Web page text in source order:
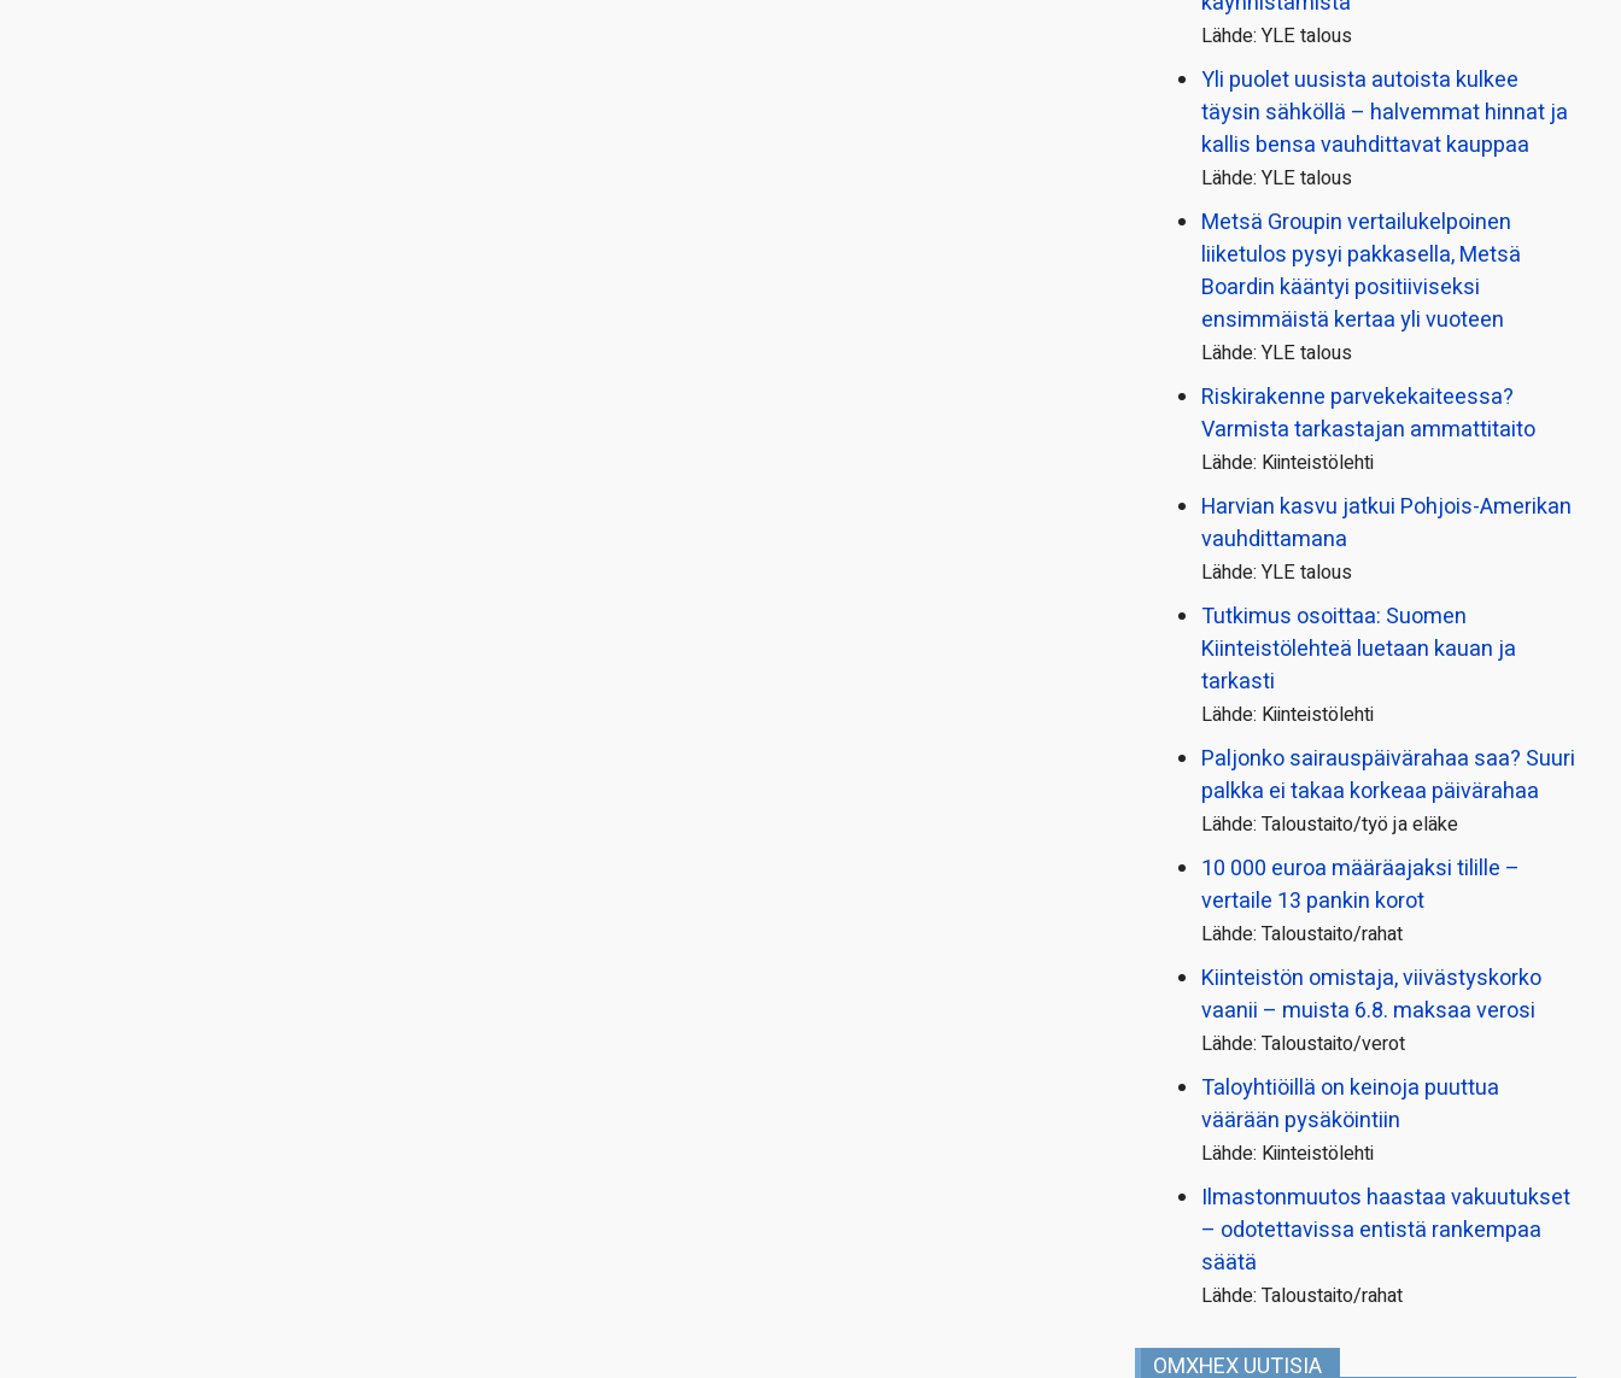
Lähde: YLE talous
Yli puolet uusista autoista kulkee
täysin sähköllä – halvemmat hinnat ja
kallis bensa vauhdittavat kauppaa
Lähde: YLE talous
Metsä Groupin vertailu­kelpoinen
liiketulos pysyi pakkasella, Metsä
Boardin kääntyi positiiviseksi
ensimmäistä kertaa yli vuoteen
Lähde: YLE talous
Riskirakenne parvekekaiteessa?
Varmista tarkastajan ammattitaito
Lähde: Kiinteistölehti
Harvian kasvu jatkui Pohjois-Amerikan
vauhdittamana
Lähde: YLE talous
Tutkimus osoittaa: Suomen
Kiinteistölehteä luetaan kauan ja
tarkasti
Lähde: Kiinteistölehti
Paljonko sairauspäivä­rahaa saa? Suuri
palkka ei takaa korkeaa päivärahaa
Lähde: Taloustaito/työ ja eläke
10 000 euroa määräajaksi tilille –
vertaile 13 pankin korot
Lähde: Taloustaito/rahat
Kiinteistön omistaja, viivästyskorko
vaanii – muista 6.8. maksaa verosi
Lähde: Taloustaito/verot
Taloyhtiöillä on keinoja puuttua
väärään pysäköintiin
Lähde: Kiinteistölehti
Ilmastonmuutos haastaa vakuutukset
– odotettavissa entistä rankempaa
säätä
Lähde: Taloustaito/rahat
OMXHEX UUTISIA